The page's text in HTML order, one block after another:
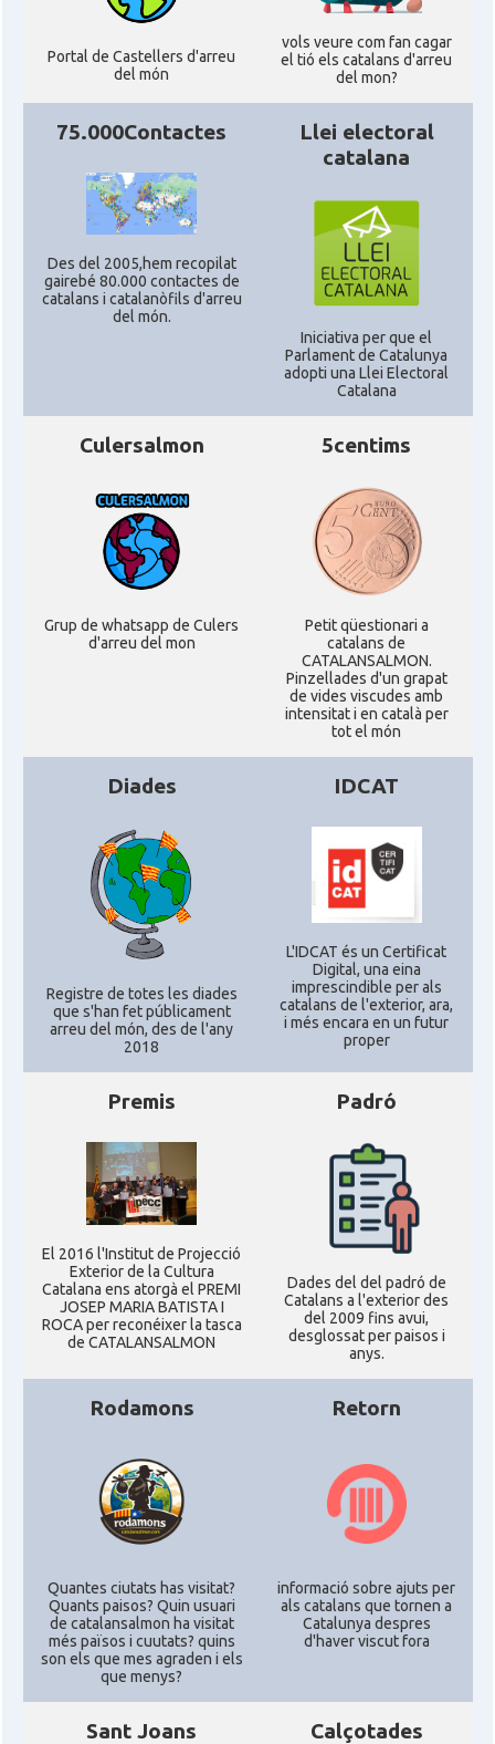
Portal de Castellers d'arreu
del món
vols veure com fan cagar
el tió els catalans d'arreu
del mon?
75.000Contactes
Des del 2005,hem recopilat
gairebé 80.000 contactes de
catalans i catalanòfils d'arreu
del món.
Llei electoral
catalana
Iniciativa per que el
Parlament de Catalunya
adopti una Llei Electoral
Catalana
Culersalmon
Grup de whatsapp de Culers
d'arreu del mon
5centims
Petit qüestionari a
catalans de
CATALANSALMON.
Pinzellades d'un grapat
de vides viscudes amb
intensitat i en català per
tot el món
Diades
Registre de totes les diades
que s'han fet públicament
arreu del món, des de l'any
2018
IDCAT
L'IDCAT és un Certificat
Digital, una eina
imprescindible per als
catalans de l'exterior, ara,
i més encara en un futur
proper
Premis
El 2016 l'Institut de Projecció
Exterior de la Cultura
Catalana ens atorgà el PREMI
JOSEP MARIA BATISTA I
ROCA per reconéixer la tasca
de CATALANSALMON
Padró
Dades del del padró de
Catalans a l'exterior des
del 2009 fins avui,
desglossat per paisos i
anys.
Rodamons
Quantes ciutats has visitat?
Quants paisos? Quin usuari
de catalansalmon ha visitat
més països i cuutats? quins
son els que mes agraden i els
que menys?
Retorn
informació sobre ajuts per
als catalans que tornen a
Catalunya despres
d'haver viscut fora
Sant Joans Calçotades